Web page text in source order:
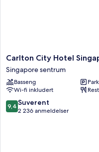
Carlton
City
Hotel
Singapore
Singapore
sentrum
Carlton City Hotel
Singapore sentrum
Basseng
Wi-fi inkludert
9.4
av
9,4 Suverent
2 236 anmeldelser